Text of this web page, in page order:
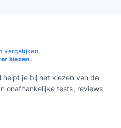
vergelijken.
kiezen.
je bij het kiezen van de
onafhankelijke tests, reviews